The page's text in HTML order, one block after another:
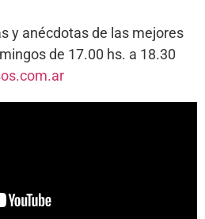
y anécdotas de las mejores
de 17.00 hs. a 18.30